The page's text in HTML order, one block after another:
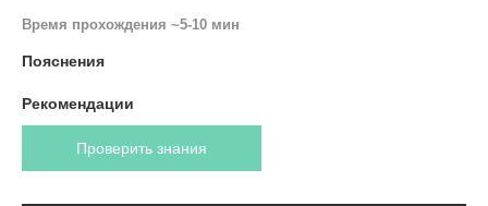
Время прохождения ~5-10 мин
Пояснения
Рекомендации
Проверить знания